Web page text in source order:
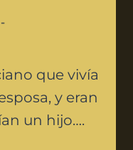
que vivía
y eran
un hijo….